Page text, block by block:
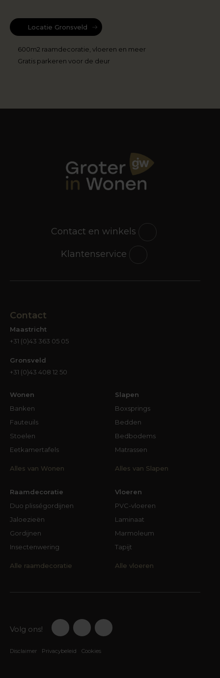
Locatie Gronsveld
600m2 raamdecoratie, vloeren en meer
Gratis parkeren voor de deur
Contact en winkels
Klantenservice
Contact
Maastricht
+31 (0)43 363 05 05
Gronsveld
+31 (0)43 408 12 50
Wonen
Banken
Fauteuils
Stoelen
Eetkamertafels
Alles van Wonen
Slapen
Boxsprings
Bedden
Bedbodems
Matrassen
Alles van Slapen
Raamdecoratie
Duo plisségordijnen
Jaloezieën
Gordijnen
Insectenwering
Alle raamdecoratie
Vloeren
PVC-vloeren
Laminaat
Marmoleum
Tapijt
Alle vloeren
Volg ons!
Disclaimer Privacybeleid Cookies